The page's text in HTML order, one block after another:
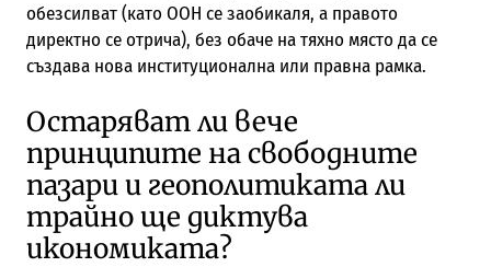
обезсилват (като ООН се заобикаля, а правото
директно се отрича), без обаче на тяхно място да се
създава нова институционална или правна рамка.
Остаряват ли вече
принципите на свободните
пазари и геополитиката ли
трайно ще диктува
икономиката?